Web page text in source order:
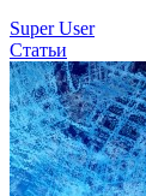
Super User
Статьи